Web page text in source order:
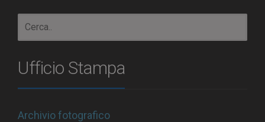
Ufficio Stampa
Archivio fotografico